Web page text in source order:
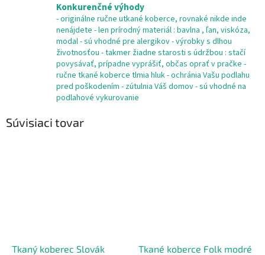
Konkurenčné výhody
- originálne ručne utkané koberce, rovnaké nikde inde
nenájdete - len prírodný materiál : bavlna , ľan, viskóza,
modal - sú vhodné pre alergikov - výrobky s dlhou
životnosťou - takmer žiadne starosti s údržbou : stačí
povysávať, prípadne vyprášiť, občas oprať v pračke -
ručne tkané koberce tlmia hluk - ochránia Vašu podlahu
pred poškodením - zútulnia Váš domov - sú vhodné na
podlahové vykurovanie
Súvisiaci tovar
Tkaný koberec Slovák
Tkané koberce Folk modré